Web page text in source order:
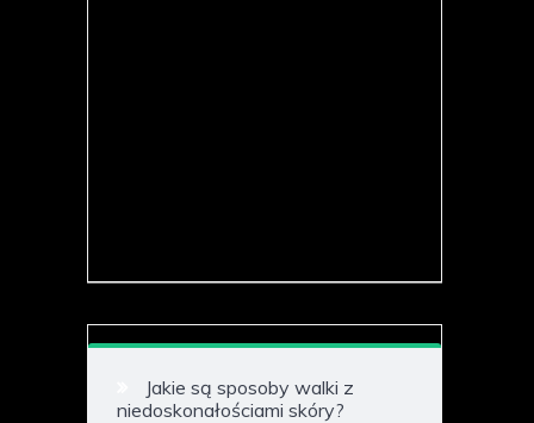
Jakie są sposoby walki z
niedoskonałościami skóry?